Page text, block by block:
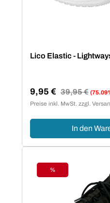
Lico Elastic -
Verkaufspreis:
9,95 € Regulärer Preis:
39,95 €
Preise inkl. MwSt. zzgl.
In den
Rabatt
%